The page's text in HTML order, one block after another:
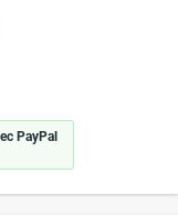
PayPal